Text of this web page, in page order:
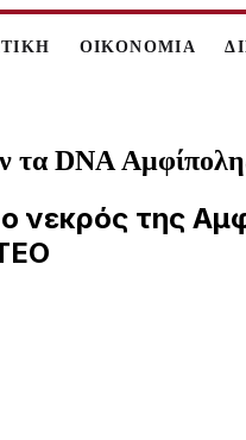
ΟΙΚΟΝΟΜΙΑ
τα DNA
της